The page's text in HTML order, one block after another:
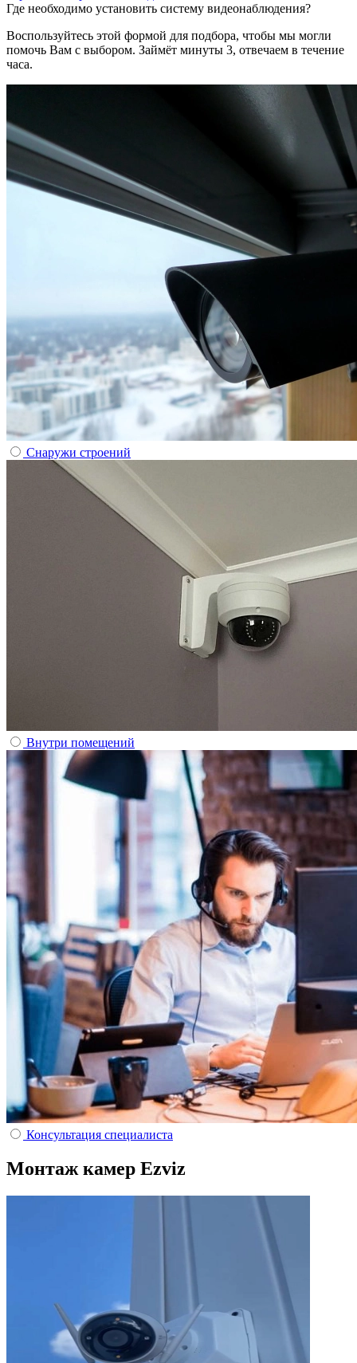
Где необходимо установить систему видеонаблюдения?
Воспользуйтесь этой формой для подбора, чтобы мы могли
помочь Вам с выбором. Займёт минуты 3, отвечаем в течение
часа.
Снаружи строений
Внутри помещений
Консультация специалиста
Монтаж камер Ezviz